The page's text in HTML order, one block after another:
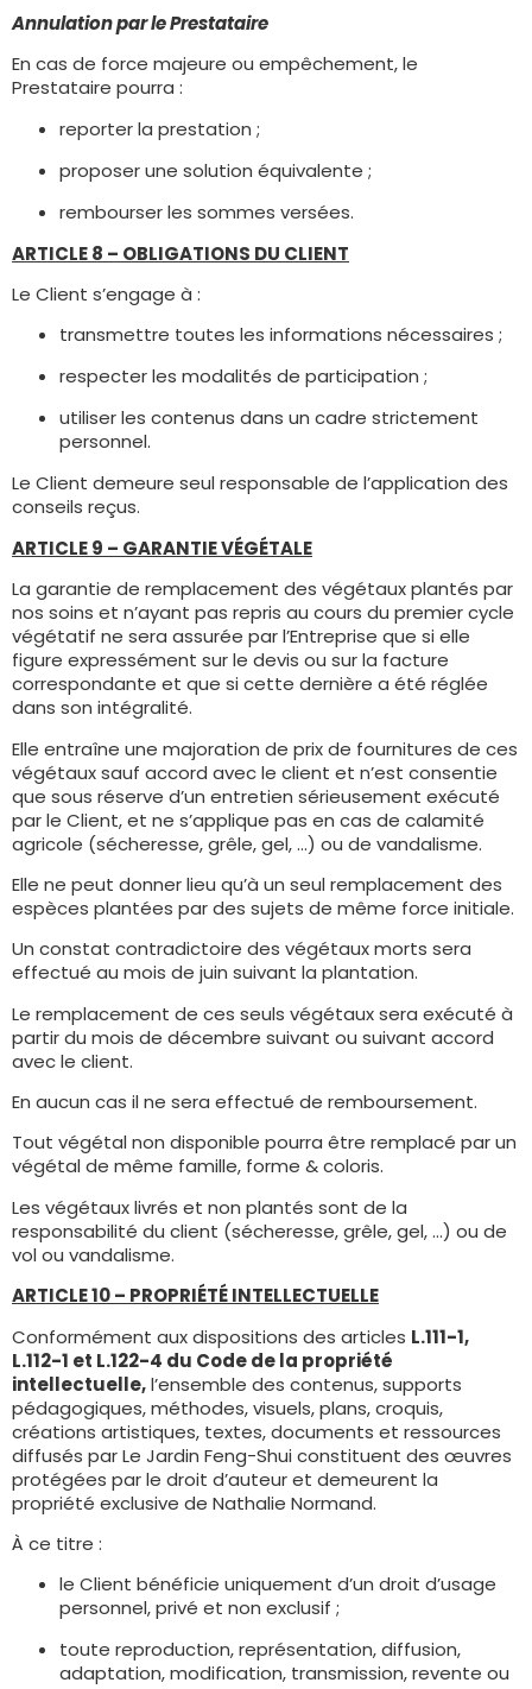
Annulation par le Prestataire
En cas de force majeure ou empêchement, le
Prestataire pourra :
reporter la prestation ;
proposer une solution équivalente ;
rembourser les sommes versées.
ARTICLE 8 – OBLIGATIONS DU CLIENT
Le Client s’engage à :
transmettre toutes les informations nécessaires ;
respecter les modalités de participation ;
utiliser les contenus dans un cadre strictement
personnel.
Le Client demeure seul responsable de l’application des
conseils reçus.
ARTICLE 9 – GARANTIE VÉGÉTALE
La garantie de remplacement des végétaux plantés par
nos soins et n’ayant pas repris au cours du premier cycle
végétatif ne sera assurée par l’Entreprise que si elle
figure expressément sur le devis ou sur la facture
correspondante et que si cette dernière a été réglée
dans son intégralité.
Elle entraîne une majoration de prix de fournitures de ces
végétaux sauf accord avec le client et n’est consentie
que sous réserve d’un entretien sérieusement exécuté
par le Client, et ne s’applique pas en cas de calamité
agricole (sécheresse, grêle, gel, …) ou de vandalisme.
Elle ne peut donner lieu qu’à un seul remplacement des
espèces plantées par des sujets de même force initiale.
Un constat contradictoire des végétaux morts sera
effectué au mois de juin suivant la plantation.
Le remplacement de ces seuls végétaux sera exécuté à
partir du mois de décembre suivant ou suivant accord
avec le client.
En aucun cas il ne sera effectué de remboursement.
Tout végétal non disponible pourra être remplacé par un
végétal de même famille, forme & coloris.
Les végétaux livrés et non plantés sont de la
responsabilité du client (sécheresse, grêle, gel, …) ou de
vol ou vandalisme.
ARTICLE 10 – PROPRIÉTÉ INTELLECTUELLE
Conformément aux dispositions des articles L.111-1,
L.112-1 et L.122-4 du Code de la propriété
intellectuelle,l’ensemble des contenus, supports
pédagogiques, méthodes, visuels, plans, croquis,
créations artistiques, textes, documents et ressources
diffusés par Le Jardin Feng-Shui constituent des œuvres
protégées par le droit d’auteur et demeurent la
propriété exclusive de Nathalie Normand.
À ce titre :
le Client bénéficie uniquement d’un droit d’usage
personnel, privé et non exclusif ;
toute reproduction, représentation, diffusion,
adaptation, modification, transmission, revente ou